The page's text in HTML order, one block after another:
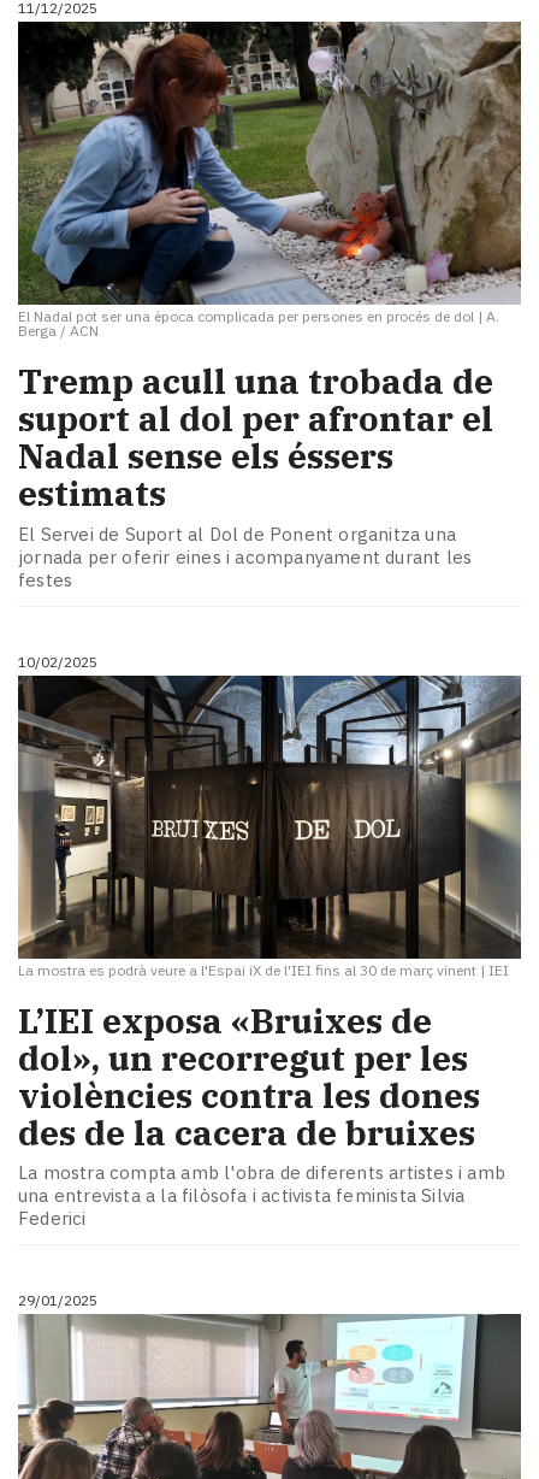
i
turisme
Cultura
Esports
Mai
tant!
TV
i
mitjans
El
temps
Reportatges
Enquestes
A
escena!
Dis
la
Subscriptors
La
Pallars
Contingut
patrocinat
Lo
més
llegit...
Editorial
11/12/2025
El Nadal pot ser una època complicada per persones en procés de dol | A.
Berga / ACN
Tremp acull una trobada de
suport al dol per afrontar el
Nadal sense els éssers
estimats
El Servei de Suport al Dol de Ponent organitza una
jornada per oferir eines i acompanyament durant les
festes
10/02/2025
La mostra es podrà veure a l'Espai iX de l'IEI fins al 30 de març vinent | IEI
L’IEI exposa «Bruixes de
dol», un recorregut per les
violències contra les dones
des de la cacera de bruixes
La mostra compta amb l'obra de diferents artistes i amb
una entrevista a la filòsofa i activista feminista Silvia
Federici
29/01/2025